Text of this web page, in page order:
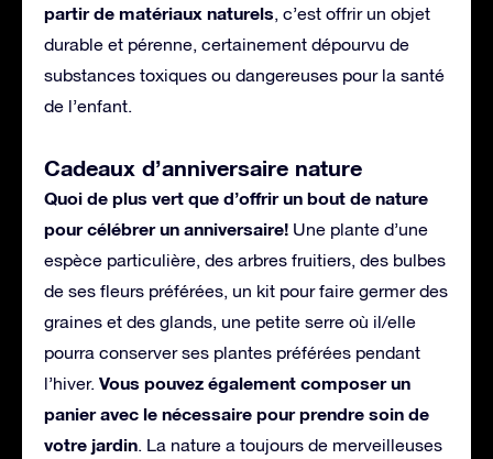
partir de matériaux naturels, c’est offrir un objet
durable et pérenne, certainement dépourvu de
substances toxiques ou dangereuses pour la santé
de l’enfant.
Cadeaux d’anniversaire nature
Quoi de plus vert que d’offrir un bout de nature
pour célébrer un anniversaire! Une plante d’une
espèce particulière, des arbres fruitiers, des bulbes
de ses fleurs préférées, un kit pour faire germer des
graines et des glands, une petite serre où il/elle
pourra conserver ses plantes préférées pendant
l’hiver. Vous pouvez également composer un
panier avec le nécessaire pour prendre soin de
votre jardin. La nature a toujours de merveilleuses